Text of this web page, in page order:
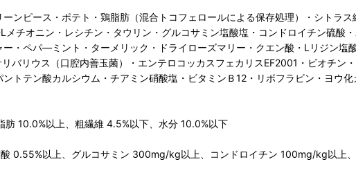
ンピース・ポテト・鶏脂肪（混合トコフェロールによる保存処理）・シトラ
メチオニン・レシチン・タウリン・グルコサミン塩酸塩・コンドロイチン硫
・ペパ―ミント・ターメリック・ドライローズマリー・クエン酸・Lリジン
バリウス（口腔内善玉菌）・エンテロコッカスフェカリスEF2001・ビオチ
トテン酸カルシウム・チアミン硝酸塩・ビタミンＢ12・リボフラビン・ヨウ
10.0%以上、粗繊維 4.5%以下、水分 10.0%以下
0.55%以上、グルコサミン 300mg/kg以上、コンドロイチン 100mg/kg以上